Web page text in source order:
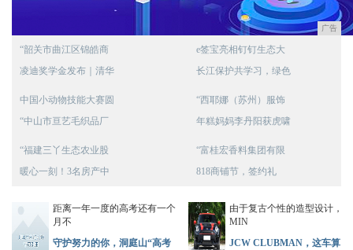
广告
“韶关市曲江区锦皓商
凌迪奖学金发布｜清华
e签宝亮相钉钉生态大
长江保护共学习，绿色
中国小动物技能大赛圆
“中山市亘艺毛织品厂
“西耶娜（苏州）服饰
年糕妈妈李丹阳获虎啸
“福建三丫生态农业股
暖心一刻！3名房产中
“富桂宏香料集团有限
818商铺节，签约礼
距离一年一度的高考还有一个
月不
守护努力的你，洞庭山“高考
由于复古个性的造型设计，
MIN
JCW CLUBMAN，这车算